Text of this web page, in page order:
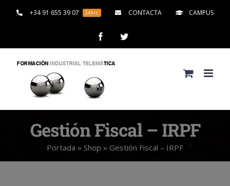
+34 91 655 39 07 24hrs CONTACTA CAMPUS
FacebookTwitter
Gestión Fiscal – IRPF
Portada » Shop » Gestión Fiscal – IRPF